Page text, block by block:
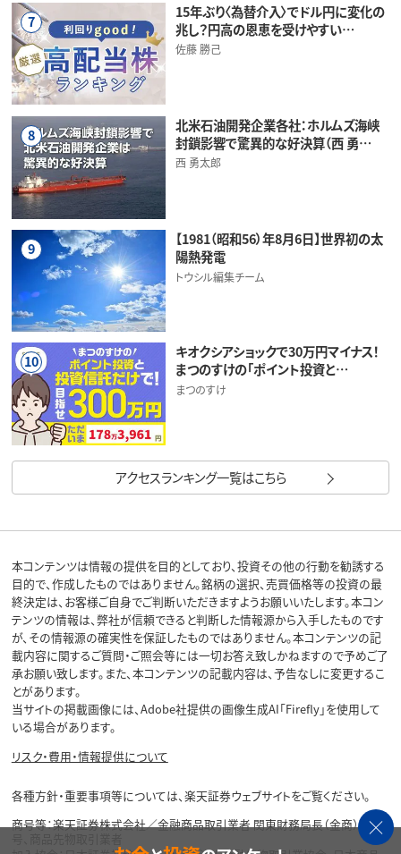
7
15年ぶり〈為替介入〉でドル円に変化の
兆し？円高の恩恵を受けやすい…
佐藤 勝己
8
北米石油開発企業各社：ホルムズ海峡
封鎖影響で驚異的な好決算（西 勇…
西 勇太郎
9
【1981（昭和56）年8月6日】世界初の太
陽熱発電
トウシル編集チーム
10
キオクシアショックで30万円マイナス！
まつのすけの「ポイント投資と…
まつのすけ
アクセスランキング一覧はこちら
本コンテンツは情報の提供を目的としており、投資その他の行動を勧誘する
目的で、作成したものではありません。銘柄の選択、売買価格等の投資の最
終決定は、お客様ご自身でご判断いただきますようお願いいたします。本コン
テンツの情報は、弊社が信頼できると判断した情報源から入手したものです
が、その情報源の確実性を保証したものではありません。本コンテンツの記
載内容に関するご質問・ご照会等には一切お答え致しかねますので予めご了
承お願い致します。また、本コンテンツの記載内容は、予告なしに変更するこ
とがあります。
当サイトの掲載画像には、Adobe社提供の画像生成AI「Firefly」を使用して
いる場合があります。
リスク・費用・情報提供について
各種方針・重要事項等については、楽天証券ウェブサイトをご覧ください。
商号等：楽天証券株式会社／金融商品取引業者 関東財務局長（金商）第195